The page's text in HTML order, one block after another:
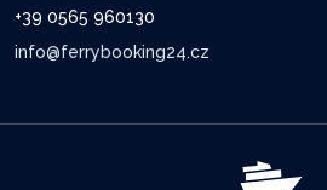
+39 0565 960130
info@ferrybooking24.cz